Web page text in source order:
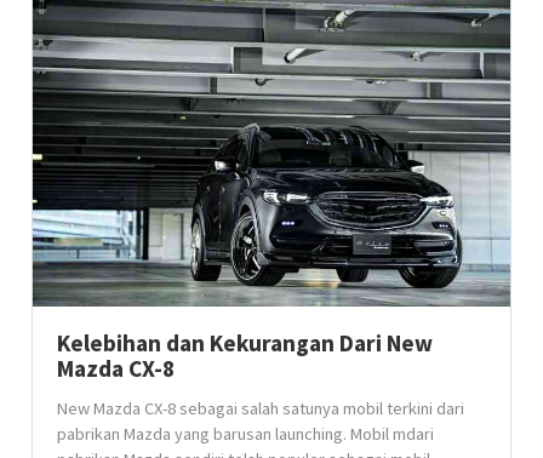
Kelebihan dan Kekurangan Dari New
Mazda CX-8
New Mazda CX-8 sebagai salah satunya mobil terkini dari
pabrikan Mazda yang barusan launching. Mobil mdari